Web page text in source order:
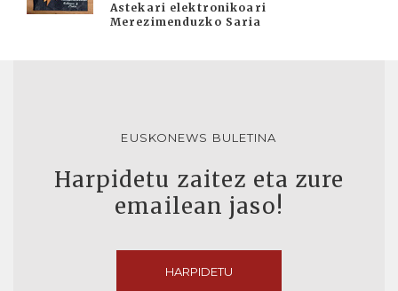
Astekari elektronikoari
Merezimenduzko Saria
EUSKONEWS BULETINA
Harpidetu zaitez eta zure
emailean jaso!
HARPIDETU